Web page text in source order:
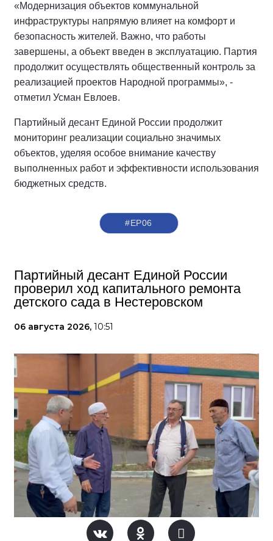
«Модернизация объектов коммунальной
инфраструктуры напрямую влияет на комфорт и
безопасность жителей. Важно, что работы
завершены, а объект введен в эксплуатацию. Партия
продолжит осуществлять общественный контроль за
реализацией проектов Народной программы», -
отметил Усман Евлоев.
Партийный десант Единой России продолжит
мониторинг реализации социально значимых
объектов, уделяя особое внимание качеству
выполненных работ и эффективности использования
бюджетных средств.
#ЕР06
Партийный десант Единой России
проверил ход капитального ремонта
детского сада в Нестеровском
06 августа 2026, 10:51